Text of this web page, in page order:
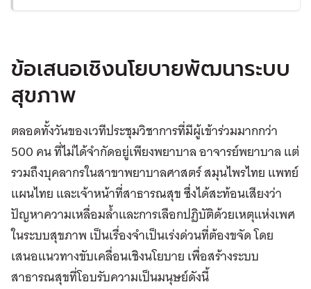
ข้อเสนอเชิงนโยบายพัฒนาระบบ
สุขภาพ
ตลอดทั้งวันของเวทีประชุมวิชาการที่มีผู้เข้าร่วมมากกว่า
500 คน ที่ไม่ได้จำกัดอยู่เพียงพยาบาล อาจารย์พยาบาล แต่
รวมถึงบุคลากรในสาขาพยาบาลศาสตร์ สมุนไพรไทย แพทย์
แผนไทย และเจ้าหน้าที่สาธารณสุข ซึ่งได้สะท้อนเสียงว่า
ปัญหาความเหลื่อมล้ำและการเลือกปฏิบัติด้วยเหตุแห่งเพศ
ในระบบสุขภาพ เป็นเรื่องจำเป็นเร่งด่วนที่ต้องขจัด โดย
เสนอแนวทางขับเคลื่อนเชิงนโยบาย เพื่อสร้างระบบ
สาธารณสุขที่โอบรับความเป็นมนุษย์ดังนี้